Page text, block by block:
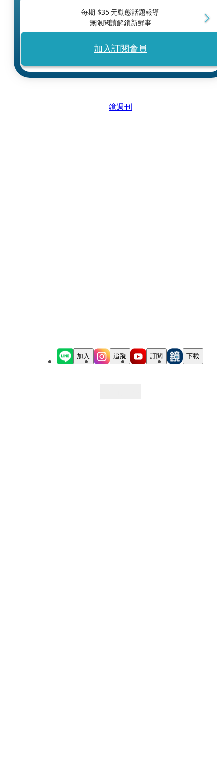
每期 $35 元動態話題報導
無限閱讀解鎖新鮮事
加入訂閱會員
鏡週刊
加入 追蹤 訂閱 下載